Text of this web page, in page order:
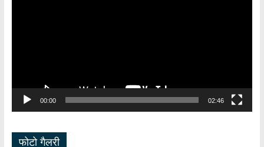
00:00 02:46
फोटो गैलरी